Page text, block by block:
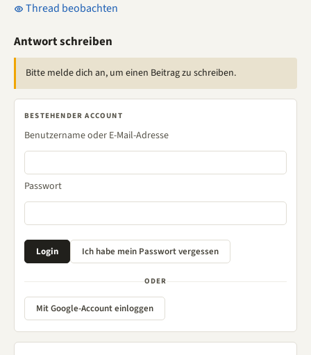
Thread beobachten
Antwort schreiben
Bitte melde dich an, um einen Beitrag zu schreiben.
BESTEHENDER ACCOUNT
Benutzername oder E-Mail-Adresse
Passwort
ODER
Mit Google-Account einloggen